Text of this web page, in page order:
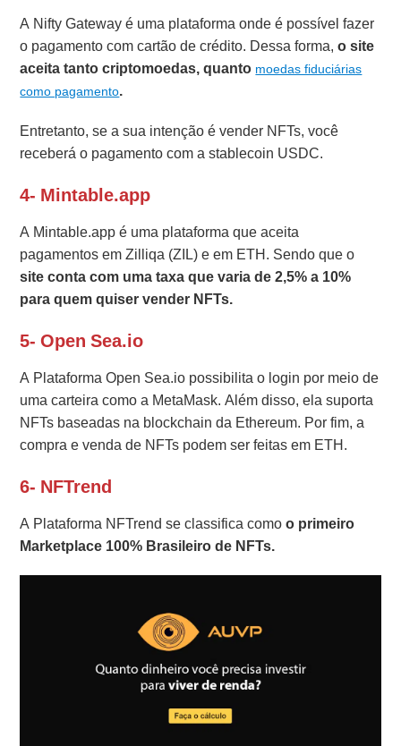
A Nifty Gateway é uma plataforma onde é possível fazer
o pagamento com cartão de crédito. Dessa forma, o site
aceita tanto criptomoedas, quanto moedas fiduciárias
como pagamento.
Entretanto, se a sua intenção é vender NFTs, você
receberá o pagamento com a stablecoin USDC.
4- Mintable.app
A Mintable.app é uma plataforma que aceita
pagamentos em Zilliqa (ZIL) e em ETH. Sendo que o
site conta com uma taxa que varia de 2,5% a 10%
para quem quiser vender NFTs.
5- Open Sea.io
A Plataforma Open Sea.io possibilita o login por meio de
uma carteira como a MetaMask. Além disso, ela suporta
NFTs baseadas na blockchain da Ethereum. Por fim, a
compra e venda de NFTs podem ser feitas em ETH.
6- NFTrend
A Plataforma NFTrend se classifica comoo primeiro
Marketplace 100% Brasileiro de NFTs.